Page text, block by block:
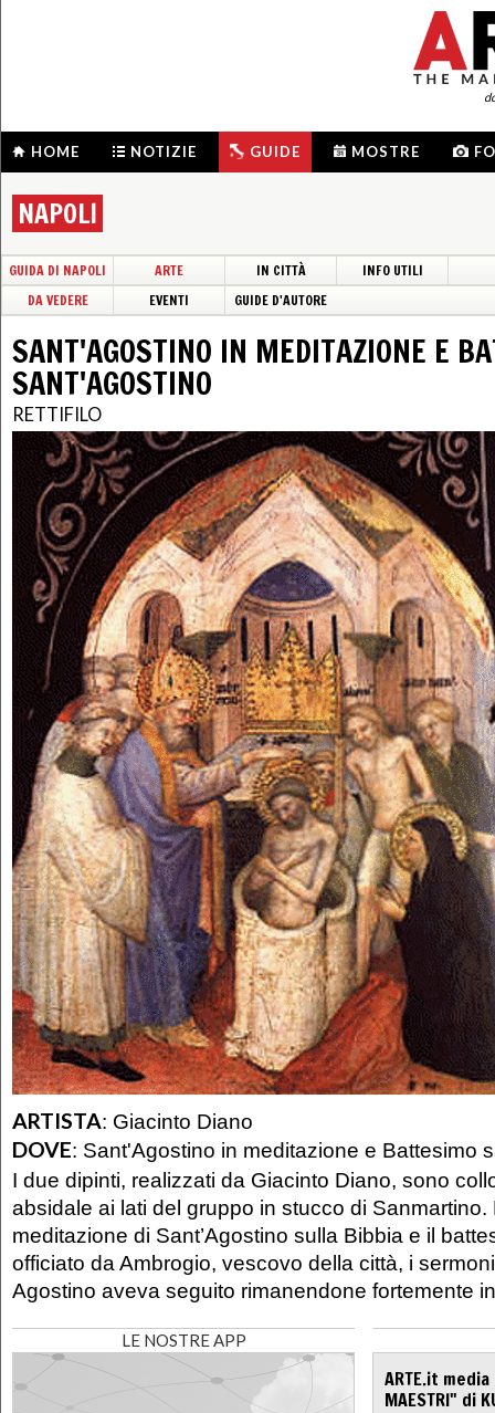
HOME NOTIZIE GUIDE MOSTRE
NAPOLI
GUIDA DI NAPOLI ARTE IN CITTÀ
INFO UTILI
DA VEDERE
EVENTI GUIDE D'AUTORE
SANT'AGOSTINO IN MEDITAZIONE E
SANT'AGOSTINO
RETTIFILO
ARTISTA: Giacinto Diano
DOVE: Sant'Agostino in meditazione e Battesimo
I due dipinti, realizzati da Giacinto Diano, sono
absidale ai lati del gruppo in stucco di Sanmartino.
meditazione di Sant’Agostino sulla Bibbia e il
officiato da Ambrogio, vescovo della città, i
Agostino aveva seguito rimanendone fortemente
LE NOSTRE APP
ARTE.it
MAESTRI" di